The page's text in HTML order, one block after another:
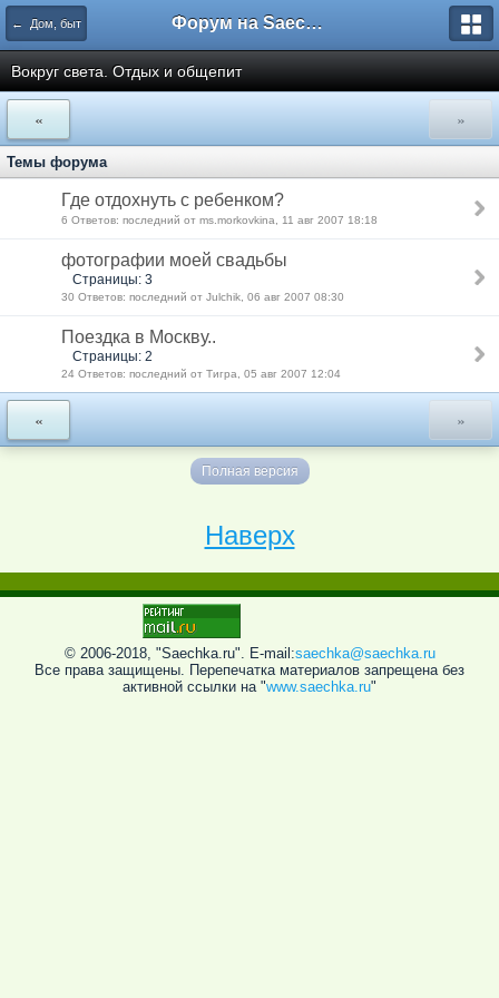
← Дом, быт Форум на Saechka.Ru - энциклопедия домашнего уюта
Вокруг света. Отдых и общепит
« »
Темы форума
Где отдохнуть с ребенком?
6 Ответов: последний от ms.morkovkina, 11 авг 2007 18:18
фотографии моей свадьбы
Страницы: 3
30 Ответов: последний от Julchik, 06 авг 2007 08:30
Поездка в Москву..
Страницы: 2
24 Ответов: последний от Тигра, 05 авг 2007 12:04
« »
Полная версия
Наверх
© 2006-2018, "Saechka.ru". E-mail:saechka@saechka.ru
Все права защищены. Перепечатка материалов запрещена без
активной ссылки на "www.saechka.ru"